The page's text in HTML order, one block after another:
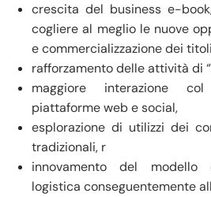
crescita del business e-
cogliere al meglio le nuove
e commercializzazione dei
rafforzamento delle attività di
maggiore interazione
piattaforme web e social,
esplorazione di utilizzi dei
tradizionali, r
innovamento del
logistica conseguentemente